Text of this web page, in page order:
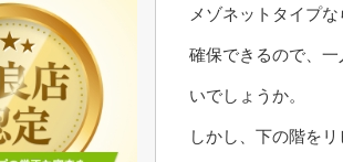
メゾネットタイプ
確保できるので、
いでしょうか。
しかし、下の階を